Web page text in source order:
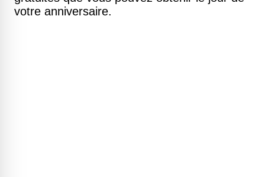
votre anniversaire.